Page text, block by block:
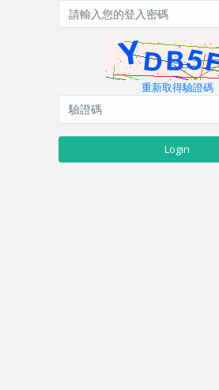
重新取得驗證碼
Login